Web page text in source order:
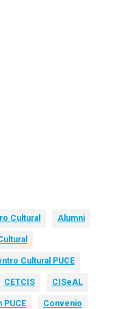
Cultural Alumni
Cultural PUCE
CETCIS CISeAL
PUCE Convenio